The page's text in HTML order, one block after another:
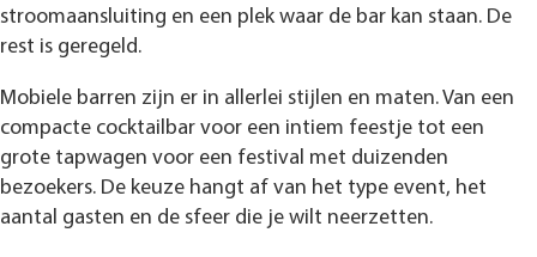
stroomaansluiting en een plek waar de bar kan staan. De
rest is geregeld.
Mobiele barren zijn er in allerlei stijlen en maten. Van een
compacte cocktailbar voor een intiem feestje tot een
grote tapwagen voor een festival met duizenden
bezoekers. De keuze hangt af van het type event, het
aantal gasten en de sfeer die je wilt neerzetten.